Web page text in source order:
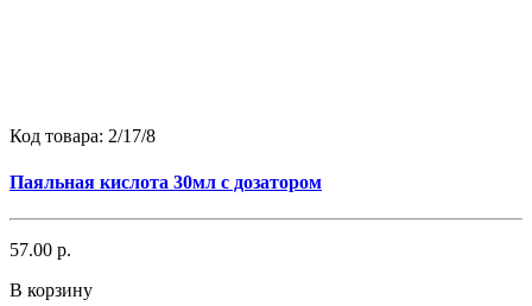
Код товара: 2/17/8
Паяльная кислота 30мл с дозатором
57.00 р.
В корзину